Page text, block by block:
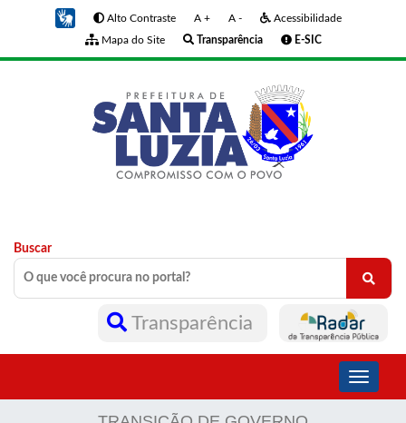
Alto Contraste A + A -
Acessibilidade
Mapa do Site
Transparência E-SIC
Buscar
Transparência
Toggle